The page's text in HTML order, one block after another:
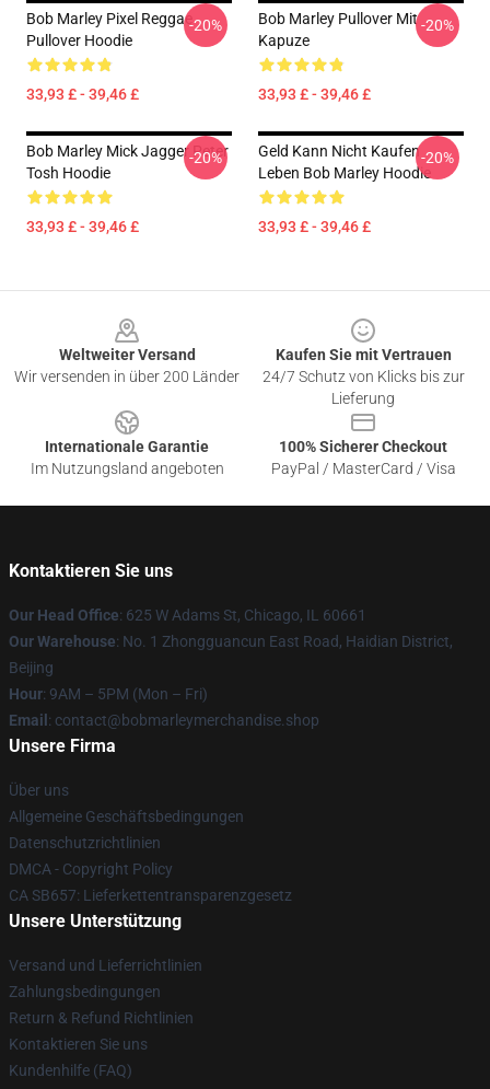
Bob Marley Pixel Reggae
Pullover Hoodie
33,93 £ - 39,46 £
-20%
Bob Marley Pullover Mit
Kapuze
33,93 £ - 39,46 £
-20%
Bob Marley Mick Jagger Peter
Tosh Hoodie
33,93 £ - 39,46 £
-20%
Geld Kann Nicht Kaufen
Leben Bob Marley Hoodie
33,93 £ - 39,46 £
-20%
Weltweiter Versand
Wir versenden in über 200 Länder
Kaufen Sie mit Vertrauen
24/7 Schutz von Klicks bis zur
Lieferung
Internationale Garantie
Im Nutzungsland angeboten
100% Sicherer Checkout
PayPal / MasterCard / Visa
Kontaktieren Sie uns
Our Head Office: 625 W Adams St, Chicago, IL 60661
Our Warehouse: No. 1 Zhongguancun East Road, Haidian District,
Beijing
Hour: 9AM – 5PM (Mon – Fri)
Email : contact@bobmarleymerchandise.shop
Unsere Firma
Über uns
Allgemeine Geschäftsbedingungen
Datenschutzrichtlinien
DMCA - Copyright Policy
CA SB657: Lieferkettentransparenzgesetz
Unsere Unterstützung
Versand und Lieferrichtlinien
Zahlungsbedingungen
Return & Refund Richtlinien
Kontaktieren Sie uns
Kundenhilfe (FAQ)